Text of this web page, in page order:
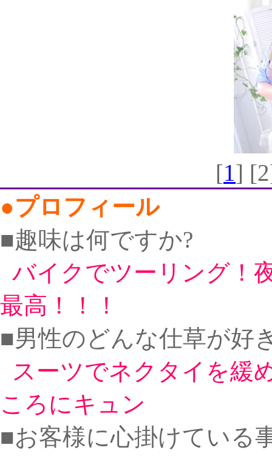
[1]
●プロフィール
■趣味は何ですか?
バイクでツーリング！
最高！！！
■男性のどんな仕草が好
スーツでネクタイを緩
ころにキュン
■お客様に心掛けている